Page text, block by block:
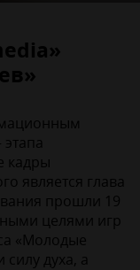
кадры
является глава
прошли 19
целями игр
«Молодые
духа, а